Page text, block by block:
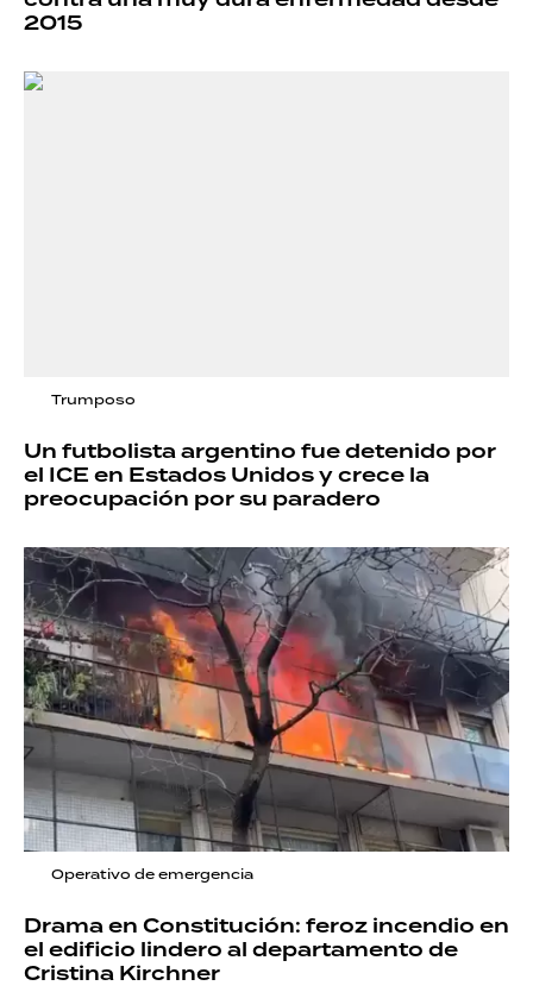
2015
Trumposo
Un futbolista argentino fue detenido por
el ICE en Estados Unidos y crece la
preocupación por su paradero
Operativo de emergencia
Drama en Constitución: feroz incendio en
el edificio lindero al departamento de
Cristina Kirchner